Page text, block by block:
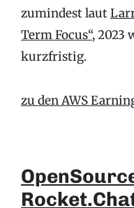
zumindest laut
Term Focus“,2023
kurzfristig.
zu den AWS